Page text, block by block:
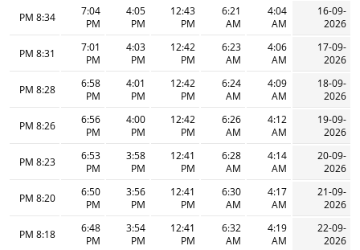
16-09-
2026
4:04
AM
6:21
AM
12:43
PM
4:05
PM
7:04
PM
8:34 PM
17-09-
2026
4:06
AM
6:23
AM
12:42
PM
4:03
PM
7:01
PM
8:31 PM
18-09-
2026
4:09
AM
6:24
AM
12:42
PM
4:01
PM
6:58
PM
8:28 PM
19-09-
2026
4:12
AM
6:26
AM
12:42
PM
4:00
PM
6:56
PM
8:26 PM
20-09-
2026
4:14
AM
6:28
AM
12:41
PM
3:58
PM
6:53
PM
8:23 PM
21-09-
2026
4:17
AM
6:30
AM
12:41
PM
3:56
PM
6:50
PM
8:20 PM
22-09-
2026
4:19
AM
6:32
AM
12:41
PM
3:54
PM
6:48
PM
8:18 PM